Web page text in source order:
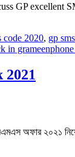
GP
code 2020, gp
in
2021
অফার ২০২১